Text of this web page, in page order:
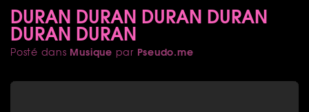
DURAN DURAN DURAN DURAN
DURAN DURAN
Posté dans Musique par Pseudo.me